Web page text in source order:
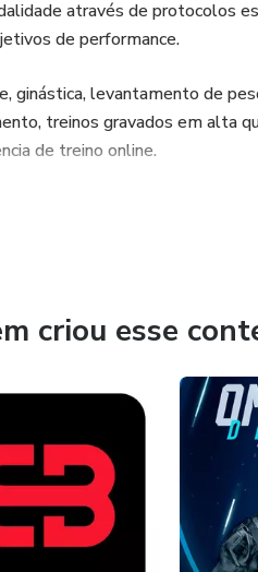
através de protocolos
de performance.
ginástica, levantamento de
treinos gravados em alta
de treino online.
criou esse